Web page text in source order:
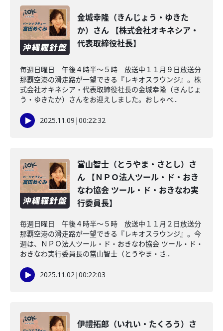
金城幸隆（きんじょう・ゆきた
か）さん 【株式会社オキネシア・
代表取締役社長】
毎週日曜日 午後４時半～５時 放送中１１月９日放送分
那覇空港の滑走路が一望できる『レキオスラウンジ』。株
式会社オキネシア・代表取締役社長の金城幸隆（きんじょ
う・ゆきたか）さんをお迎えしました。おしゃべ...
2025.11.09 |00:22:32
當山智士（とうやま・さとし）さ
ん 【ＮＰＯ法人ツール・ド・おき
なわ協会 ツール・ド・おきなわ実
行委員長】
毎週日曜日 午後４時半～５時 放送中１１月２日放送分
那覇空港の滑走路が一望できる『レキオスラウンジ』。今
週は、ＮＰＯ法人ツール・ド・おきなわ協会 ツール・ド・
おきなわ実行委員長の當山智士（とうやま・さ...
2025.11.02|00:22:03
伊禮拓郎（いれい・たくろう）さ